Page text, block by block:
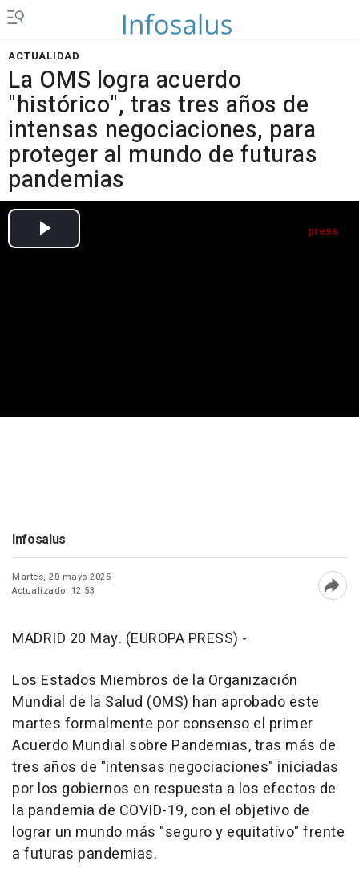
ACTUALIDAD
La OMS logra acuerdo
"histórico", tras tres años de
intensas negociaciones, para
proteger al mundo de futuras
pandemias
Infosalus
Martes, 20 mayo 2025
Actualizado: 12:53
MADRID 20 May. (EUROPA PRESS) -
Los Estados Miembros de la Organización
Mundial de la Salud (OMS) han aprobado este
martes formalmente por consenso el primer
Acuerdo Mundial sobre Pandemias, tras más de
tres años de "intensas negociaciones" iniciadas
por los gobiernos en respuesta a los efectos de
la pandemia de COVID-19, con el objetivo de
lograr un mundo más "seguro y equitativo" frente
a futuras pandemias.